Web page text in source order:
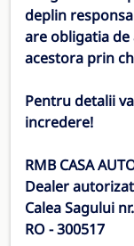
deplin
are obligatia
acestora prin
Pentru detalii
incredere!
RMB CASA
Dealer
Calea Sagului
RO - 300517